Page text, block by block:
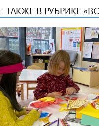
ТАКЖЕ В РУБРИКЕ